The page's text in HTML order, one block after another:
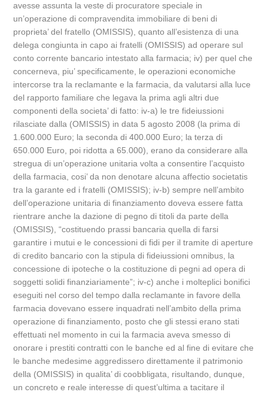
avesse assunta la veste di procuratore speciale in
un’operazione di compravendita immobiliare di beni di
proprieta’ del fratello (OMISSIS), quanto all’esistenza di una
delega congiunta in capo ai fratelli (OMISSIS) ad operare sul
conto corrente bancario intestato alla farmacia; iv) per quel che
concerneva, piu’ specificamente, le operazioni economiche
intercorse tra la reclamante e la farmacia, da valutarsi alla luce
del rapporto familiare che legava la prima agli altri due
componenti della societa’ di fatto: iv-a) le tre fideiussioni
rilasciate dalla (OMISSIS) in data 5 agosto 2008 (la prima di
1.600.000 Euro; la seconda di 400.000 Euro; la terza di
650.000 Euro, poi ridotta a 65.000), erano da considerare alla
stregua di un’operazione unitaria volta a consentire l’acquisto
della farmacia, cosi’ da non denotare alcuna affectio societatis
tra la garante ed i fratelli (OMISSIS); iv-b) sempre nell’ambito
dell’operazione unitaria di finanziamento doveva essere fatta
rientrare anche la dazione di pegno di titoli da parte della
(OMISSIS), “costituendo prassi bancaria quella di farsi
garantire i mutui e le concessioni di fidi per il tramite di aperture
di credito bancario con la stipula di fideiussioni omnibus, la
concessione di ipoteche o la costituzione di pegni ad opera di
soggetti solidi finanziariamente”; iv-c) anche i molteplici bonifici
eseguiti nel corso del tempo dalla reclamante in favore della
farmacia dovevano essere inquadrati nell’ambito della prima
operazione di finanziamento, posto che gli stessi erano stati
effettuati nel momento in cui la farmacia aveva smesso di
onorare i prestiti contratti con le banche ed al fine di evitare che
le banche medesime aggredissero direttamente il patrimonio
della (OMISSIS) in qualita’ di coobbligata, risultando, dunque,
un concreto e reale interesse di quest’ultima a tacitare il